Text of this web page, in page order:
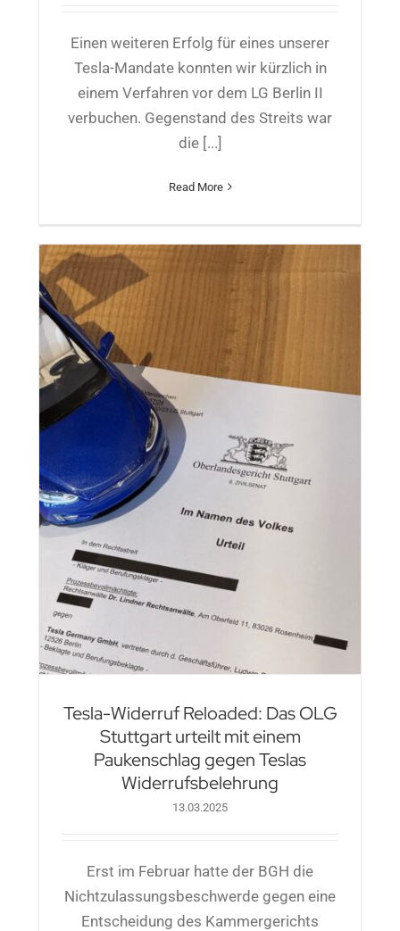
Einen weiteren Erfolg für eines unserer
Tesla-Mandate konnten wir kürzlich in
einem Verfahren vor dem LG Berlin II
verbuchen. Gegenstand des Streits war
die [...]
Read More
Tesla-Widerruf Reloaded: Das OLG
Stuttgart urteilt mit einem
Paukenschlag gegen Teslas
Widerrufsbelehrung
13.03.2025
Erst im Februar hatte der BGH die
Nichtzulassungsbeschwerde gegen eine
Entscheidung des Kammergerichts